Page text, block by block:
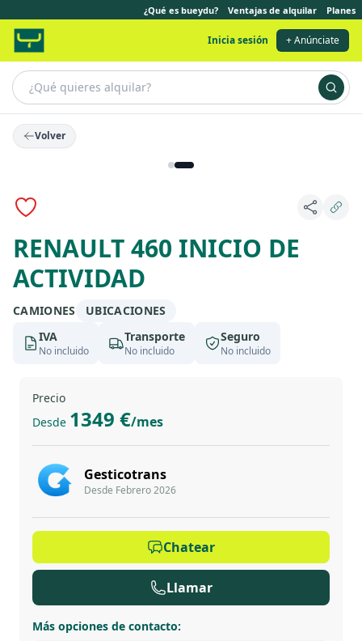
¿Qué es bueydu? Ventajas de alquilar Planes
Inicia sesión + Anúnciate
Volver
RENAULT 460 INICIO DE
ACTIVIDAD
CAMIONES
UBICACIONES
IVA
No incluido
Transporte
No incluido
Seguro
No incluido
Precio
Desde 1349 €/mes
Gesticotrans
Desde Febrero 2026
Chatear
Llamar
Más opciones de contacto: